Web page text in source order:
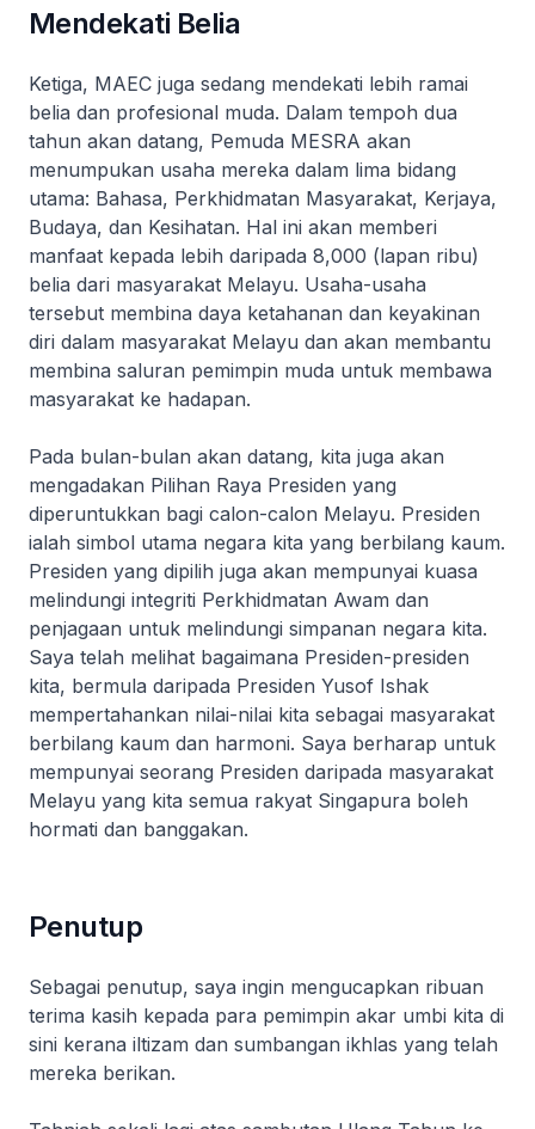
Mendekati Belia
Ketiga, MAEC juga sedang mendekati lebih ramai
belia dan profesional muda. Dalam tempoh dua
tahun akan datang, Pemuda MESRA akan
menumpukan usaha mereka dalam lima bidang
utama: Bahasa, Perkhidmatan Masyarakat, Kerjaya,
Budaya, dan Kesihatan. Hal ini akan memberi
manfaat kepada lebih daripada 8,000 (lapan ribu)
belia dari masyarakat Melayu. Usaha-usaha
tersebut membina daya ketahanan dan keyakinan
diri dalam masyarakat Melayu dan akan membantu
membina saluran pemimpin muda untuk membawa
masyarakat ke hadapan.
Pada bulan-bulan akan datang, kita juga akan
mengadakan Pilihan Raya Presiden yang
diperuntukkan bagi calon-calon Melayu. Presiden
ialah simbol utama negara kita yang berbilang kaum.
Presiden yang dipilih juga akan mempunyai kuasa
melindungi integriti Perkhidmatan Awam dan
penjagaan untuk melindungi simpanan negara kita.
Saya telah melihat bagaimana Presiden-presiden
kita, bermula daripada Presiden Yusof Ishak
mempertahankan nilai-nilai kita sebagai masyarakat
berbilang kaum dan harmoni. Saya berharap untuk
mempunyai seorang Presiden daripada masyarakat
Melayu yang kita semua rakyat Singapura boleh
hormati dan banggakan.
Penutup
Sebagai penutup, saya ingin mengucapkan ribuan
terima kasih kepada para pemimpin akar umbi kita di
sini kerana iltizam dan sumbangan ikhlas yang telah
mereka berikan.